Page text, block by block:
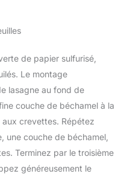
de papier sulfurisé,
Le montage
lasagne au fond de
couche de béchamel à la
aux crevettes. Répétez
une couche de béchamel,
Terminez par le troisième
généreusement le